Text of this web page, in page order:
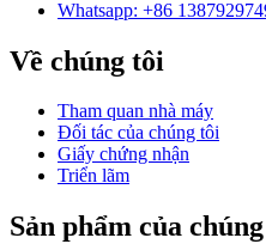
Whatsapp: +86
Về chúng tôi
Tham quan nhà máy
Đối tác của chúng tôi
Giấy chứng nhận
Triển lãm
Sản phẩm của